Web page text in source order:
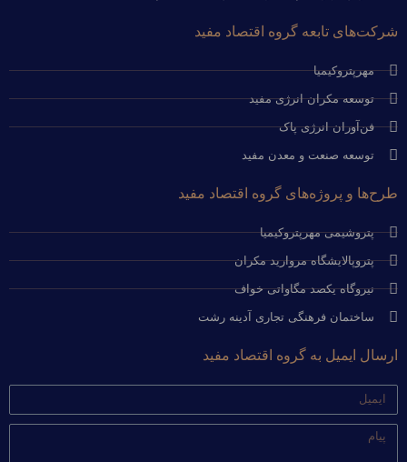
شرکت‌های تابعه گروه اقتصاد مفید
مهرپتروکیمیا
توسعه مکران انرژی مفید
فن‌آوران انرژی پاک
توسعه صنعت و معدن مفید
طرح‌ها و پروژه‌های گروه اقتصاد مفید
پتروشیمی مهرپتروکیمیا
پتروپالایشگاه مروارید مکران
نیروگاه یکصد مگاواتی خواف
ساختمان فرهنگی تجاری آدینه رشت
ارسال ایمیل به گروه اقتصاد مفید
ایمیل